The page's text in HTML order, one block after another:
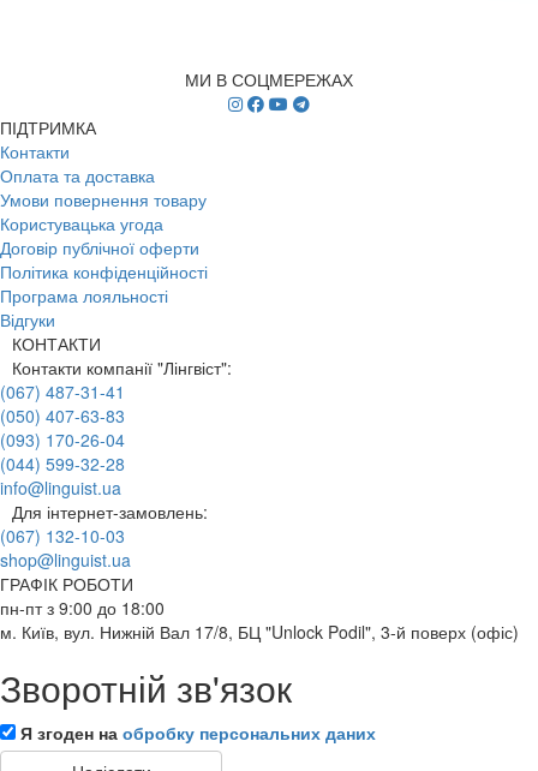
МИ В СОЦМЕРЕЖАХ
ПІДТРИМКА
Контакти
Оплата та доставка
Умови повернення товару
Користувацька угода
Договір публічної оферти
Політика конфіденційності
Програма лояльності
Відгуки
КОНТАКТИ
Контакти компанії "Лінгвіст":
(067) 487-31-41
(050) 407-63-83
(093) 170-26-04
(044) 599-32-28
info@linguist.ua
Для інтернет-замовлень:
(067) 132-10-03
shop@linguist.ua
ГРАФІК РОБОТИ
пн-пт з 9:00 до 18:00
м. Київ, вул. Нижній Вал 17/8, БЦ "Unlock Podil", 3-й поверх (офіс)
Зворотній зв'язок
Я згоден на обробку персональних даних